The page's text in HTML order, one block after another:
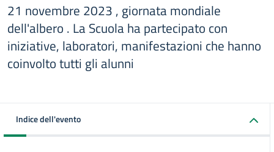
21 novembre 2023 , giornata mondiale
dell'albero . La Scuola ha partecipato con
iniziative, laboratori, manifestazioni che hanno
coinvolto tutti gli alunni
Indice dell'evento